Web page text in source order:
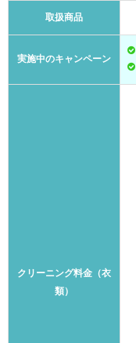
取扱商品
実施中のキャンペーン
クリーニング料金（衣
類）